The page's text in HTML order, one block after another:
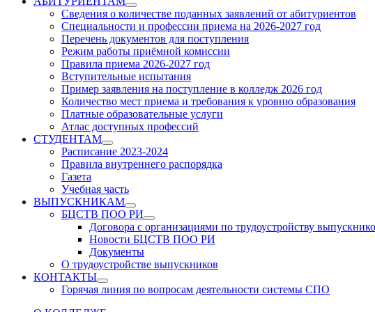
Show
sub
menu
Сведения о количестве поданных заявлений от абитуриентов
Специальности и профессии приема на 2026-2027 год
Перечень документов для поступления
Режим работы приёмной комиссии
Правила приема 2026-2027 год
Вступительные испытания
Пример заявления на поступление в колледж 2026 год
Количество мест приема и требования к уровню образования
Платные образовательные услуги
Атлас доступных профессий
СТУДЕНТАМ
Show
sub
menu
Расписание 2023-2024
Правила внутреннего распорядка
Газета
Учебная часть
ВЫПУСКНИКАМ
Show
sub
menu
БЦСТВ ПОО РИ
Show
sub
menu
Договора с организациями по трудоустройству
Новости БЦСТВ ПОО РИ
Документы
О трудоустройстве выпускников
КОНТАКТЫ
Show
sub
Горячая линия по вопросам деятельности системы СПО